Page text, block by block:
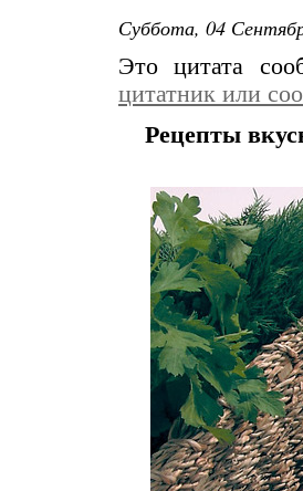
Суббота, 04
Это цитата
цитатник или
Рецепты